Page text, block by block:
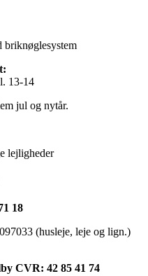
briknøglesystem
13-14
jul og nytår.
lejligheder
18
(husleje, leje og lign.)
CVR: 42 85 41 74